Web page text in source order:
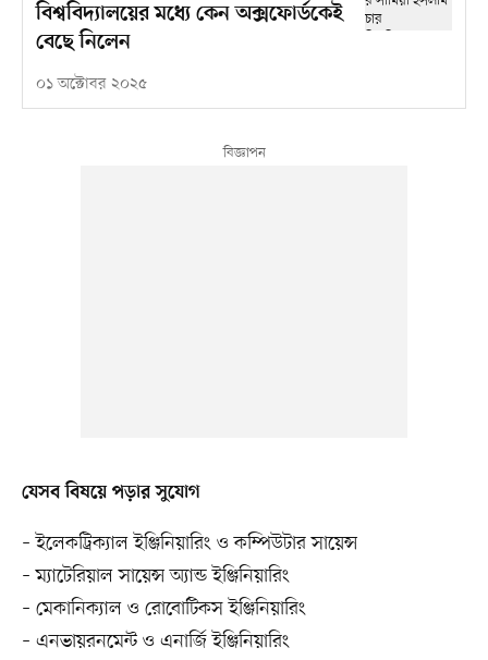
বিশ্ববিদ্যালয়ের মধ্যে কেন অক্সফোর্ডকেই
বেছে নিলেন
০১ অক্টোবর ২০২৫
যেসব বিষয়ে পড়ার সুযোগ
– ইলেকট্রিক্যাল ইঞ্জিনিয়ারিং ও কম্পিউটার সায়েন্স
– ম্যাটেরিয়াল সায়েন্স অ্যান্ড ইঞ্জিনিয়ারিং
– মেকানিক্যাল ও রোবোটিকস ইঞ্জিনিয়ারিং
– এনভায়রনমেন্ট ও এনার্জি ইঞ্জিনিয়ারিং